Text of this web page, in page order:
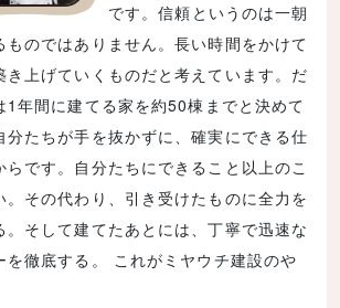
です。信頼というのは一朝
ものではありません。長い時間をかけて
き上げていくものだと考えています。だ
1年間に建てる家を約50棟までと決めて
分たちが手を抜かずに、確実にできる仕
です。自分たちにできること以上のこ
。その代わり、引き受けたものに全力を
。そして建てたあとには、丁寧で迅速な
を徹底する。 これがミヤウチ建設のや